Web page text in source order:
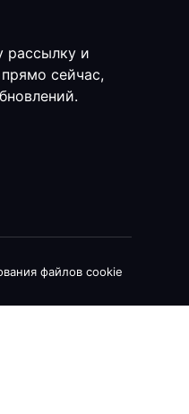
рассылку и
сейчас,
файлов cookie